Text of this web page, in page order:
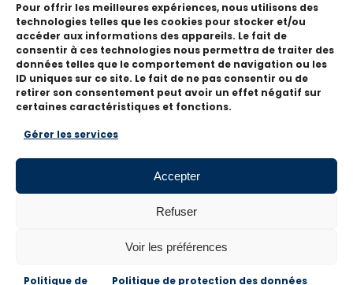
Pour offrir les meilleures expériences, nous utilisons des
technologies telles que les cookies pour stocker et/ou
accéder aux informations des appareils. Le fait de
consentir à ces technologies nous permettra de traiter des
données telles que le comportement de navigation ou les
ID uniques sur ce site. Le fait de ne pas consentir ou de
retirer son consentement peut avoir un effet négatif sur
certaines caractéristiques et fonctions.
Gérer les services
Accepter
Refuser
Voir les préférences
Politique de Politique de protection des données
Acheter ce webinaire
SUIVEZ-NOUS
légales
Politique de confidentialité
Politique de